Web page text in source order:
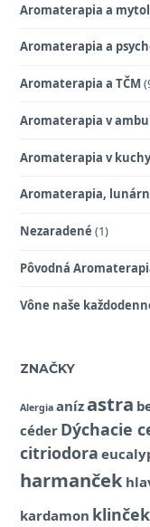
Aromaterapia a
Aromaterapia a
Aromaterapia a TČM
Aromaterapia v
Aromaterapia v
Aromaterapia,
Nezaradené (1)
Pôvodná
Vône naše
ZNAČKY
Alergia aníz astra
céder Dýchacie
citriodora
harmanček
kardamon klinček